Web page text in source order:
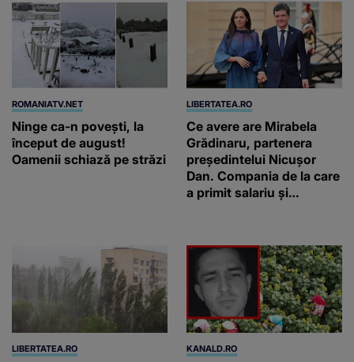
ROMANIATV.NET
Ninge ca-n povești, la
început de august!
Oamenii schiază pe străzi
LIBERTATEA.RO
Ce avere are Mirabela
Grădinaru, partenera
președintelui Nicușor
Dan. Compania de la care
a primit salariu și
LIBERTATEA.RO KANALD.RO